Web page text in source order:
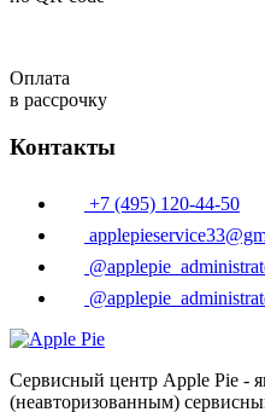
Оплата
в рассрочку
Контакты
+7 (495) 120-44-50
Сервисный центр Apple Pie -
(неавторизованным)